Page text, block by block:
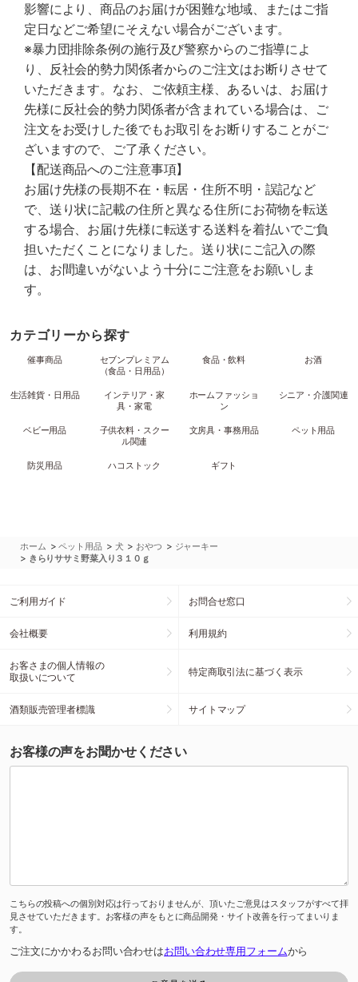
影響により、商品のお届けが困難な地域、またはご指
定日などご希望にそえない場合がございます。
※暴力団排除条例の施行及び警察からのご指導によ
り、反社会的勢力関係者からのご注文はお断りさせて
いただきます。なお、ご依頼主様、あるいは、お届け
先様に反社会的勢力関係者が含まれている場合は、ご
注文をお受けした後でもお取引をお断りすることがご
ざいますので、ご了承ください。
【配送商品へのご注意事項】
お届け先様の長期不在・転居・住所不明・誤記など
で、送り状に記載の住所と異なる住所にお荷物を転送
する場合、お届け先様に転送する送料を着払いでご負
担いただくことになりました。送り状にご記入の際
は、お間違いがないよう十分にご注意をお願いしま
す。
カテゴリーから探す
催事商品
セブンプレミアム
（食品・日用品）
食品・飲料 お酒
生活雑貨・日用品
インテリア・家
具・家電
ホームファッショ
ン
シニア・介護関連
ベビー用品
子供衣料・スクー
ル関連
文房具・事務用品 ペット用品
防災用品 ハコストック ギフト
ホーム >ペット用品 > 犬 > おやつ > ジャーキー
> きらりササミ野菜入り３１０ｇ
ご利用ガイド お問合せ窓口
会社概要 利用規約
お客さまの個人情報の
取扱いについて
特定商取引法に基づく表示
酒類販売管理者標識 サイトマップ
お客様の声をお聞かせください
こちらの投稿への個別対応は行っておりませんが、頂いたご意見はスタッフがすべて拝
見させていただきます。お客様の声をもとに商品開発・サイト改善を行ってまいりま
す。
ご注文にかかわるお問い合わせはお問い合わせ専用フォームから